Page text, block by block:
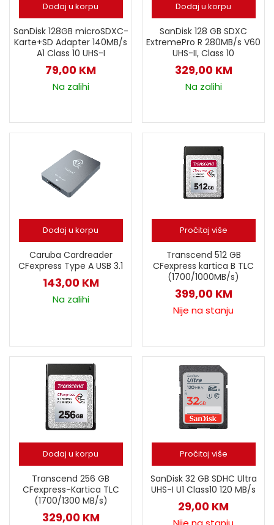
Dodaj u korpu
SanDisk 128GB microSDXC-
Karte+SD Adapter 140MB/s
A1 Class 10 UHS-I
79,00 KM
Na zalihi
Dodaj u korpu
SanDisk 128 GB SDXC
ExtremePro R 280MB/s V60
UHS-II, Class 10
329,00 KM
Na zalihi
Dodaj u korpu
Caruba Cardreader
CFexpress Type A USB 3.1
143,00 KM
Na zalihi
Pročitaj više
Transcend 512 GB
CFexpress kartica B TLC
(1700/1000MB/s)
399,00 KM
Nije na stanju
Dodaj u korpu
Transcend 256 GB
CFexpress-Kartica TLC
(1700/1300 MB/s)
329,00 KM
Pročitaj više
SanDisk 32 GB SDHC Ultra
UHS-I U1 Class10 120 MB/s
29,00 KM